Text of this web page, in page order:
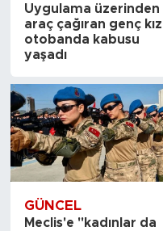
Uygulama üzerinden
araç çağıran genç kız
otobanda kabusu
yaşadı
GÜNCEL
Meclis'e "kadınlar da